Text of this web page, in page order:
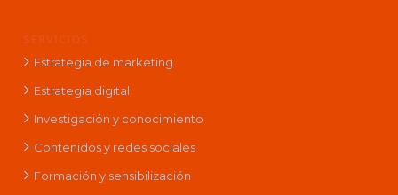
SERVICIOS
Estrategia de marketing
Estrategia digital
Investigación y conocimiento
Contenidos y redes sociales
Formación y sensibilización